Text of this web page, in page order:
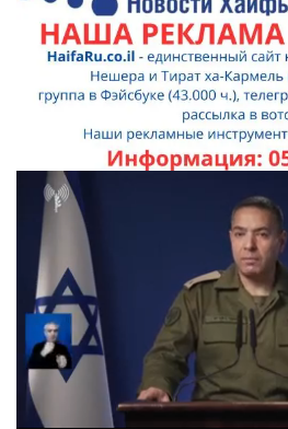
Следующее видео через 5